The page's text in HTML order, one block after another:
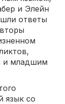
и Элейн
ответы
и младшим
язык со